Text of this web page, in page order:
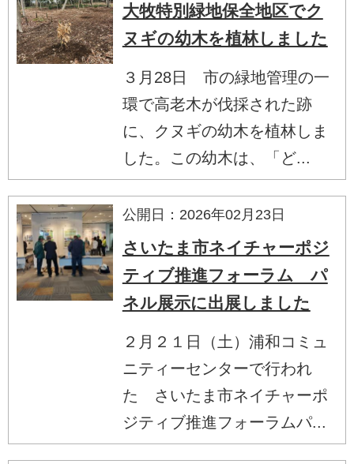
大牧特別緑地保全地区でク
ヌギの幼木を植林しました
３月28日 市の緑地管理の一
環で高老木が伐採された跡
に、クヌギの幼木を植林しま
した。この幼木は、「ど...
公開日：2026年02月23日
さいたま市ネイチャーポジ
ティブ推進フォーラム パ
ネル展示に出展しました
２月２１日（土）浦和コミュ
ニティーセンターで行われ
た さいたま市ネイチャーポ
ジティブ推進フォーラムパ...